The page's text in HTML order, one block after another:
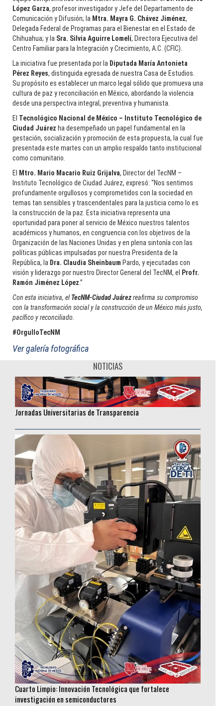
López Garza, profesor investigador y Jefe del Departamento de
Comunicación y Difusión; la Mtra. Mayra G. Chávez Jiménez,
Delegada Federal de Programas para el Bienestar en el Estado de
Chihuahua; y la Sra. Silvia Aguirre Lomelí, Directora Ejecutiva del
Centro Familiar para la Integración y Crecimiento, A.C. (CFIC).
La iniciativa fue presentada por la Diputada María Antonieta
Pérez Reyes, distinguida egresada de nuestra Casa de Estudios.
Su propósito es establecer un marco legal sólido que promueva una
cultura de paz y reconciliación en México, abordando la violencia
desde una perspectiva integral, preventiva y humanista.
El Tecnológico Nacional de México – Instituto Tecnológico de
Ciudad Juárez ha desempeñado un papel fundamental en la
gestación, socialización y promoción de esta propuesta, la cual fue
presentada este martes con un amplio respaldo tanto institucional
como comunitario.
El
Mtro. Mario Macario Ruiz Grijalva, Director del TecNM –
Instituto Tecnológico de Ciudad Juárez, expresó: “Nos sentimos
profundamente orgullosos y comprometidos con la sociedad en
temas tan sensibles y trascendentales para la justicia como lo es
la construcción de la paz. Esta iniciativa representa una
oportunidad para poner al servicio de México nuestros talentos
académicos y humanos, en congruencia con los objetivos de la
Organización de las Naciones Unidas y en plena sintonía con las
políticas públicas impulsadas por nuestra Presidenta de la
República, la Dra. Claudia Sheinbaum Pardo, y ejecutadas con
visión y liderazgo por nuestro Director General del TecNM, el
Profr.
Ramón Jiménez López.”
Con esta iniciativa, elTecNM-Ciudad Juárezreafirma su compromiso
con la transformación social y la construcción de un México más justo,
pacífico y reconciliado.
#OrgulloTecNM
Ver galería fotográfica
NOTICIAS
Rodolfo Baylón: La curiosidad como motor de una trayectoria
sin fronteras
Jornadas Universitarias de Transparencia
Cuarto Limpio: Innovación Tecnológica que fortalece
investigación en semiconductores